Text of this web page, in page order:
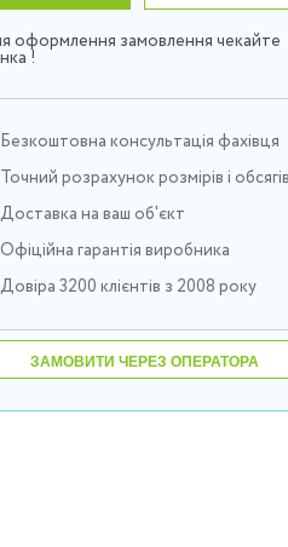
оформлення замовлення чекайте
!
Безкоштовна консультація фахівця
Точний розрахунок розмірів і обсягів
Доставка на ваш об'єкт
Офіційна гарантія виробника
Довіра 3200 клієнтів з 2008 року
ЗАМОВИТИ ЧЕРЕЗ ОПЕРАТОРА